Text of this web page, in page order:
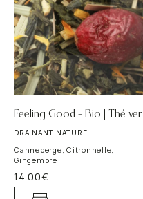
Feeling Good – Bio | Thé
DRAINANT NATUREL
Canneberge, Citronnelle,
Gingembre
14.00€
Envoyer